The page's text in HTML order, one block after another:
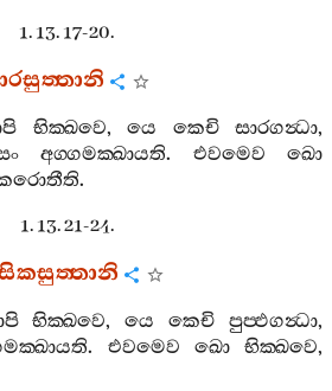
1. 13. 17-20.
භික‍්ඛවෙ,යෙ කෙචි සාරගන්‍ධා,
අග‍්ගමක‍්ඛායති. එවමෙව
ඛො
.
1. 13. 21-24.
භික‍්ඛවෙ,යෙ කෙචි පුප‍්ඵගන්‍ධා,
. එවමෙව ඛො භික‍්ඛවෙ,